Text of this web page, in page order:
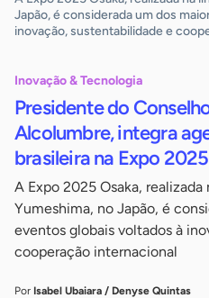
Japão, é considerada um dos
inovação, sustentabilidade e
Inovação & Tecnologia
Presidente do
Alcolumbre, integra
brasileira na Expo
A Expo 2025 Osaka,
Yumeshima, no Japão, é
eventos globais voltados à
cooperação internacional
Por Isabel Ubaiara / Denyse Quintas